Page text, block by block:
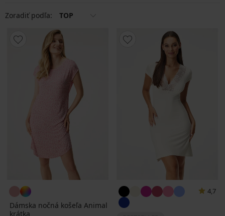
Zoradiť podľa: TOP
Dámska nočná košeľa Animal
krátka
4,7